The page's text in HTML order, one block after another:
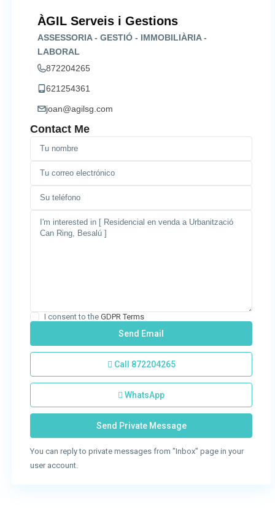
ÀGIL Serveis i Gestions
ASSESSORIA - GESTIÓ - IMMOBILIÀRIA -
LABORAL
872204265
621254361
joan@agilsg.com
Contact Me
I consent to the GDPR Terms
Call 872204265
WhatsApp
You can reply to private messages from "Inbox" page in your
user account.